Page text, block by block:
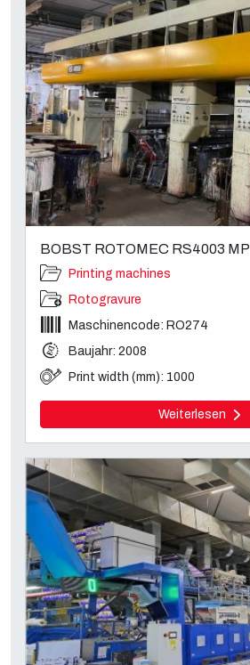
BOBST ROTOMEC RS4003 MP
Printing machines
Rotogravure
Maschinencode: RO274
Baujahr: 2008
Print width (mm): 1000
Weiterlesen